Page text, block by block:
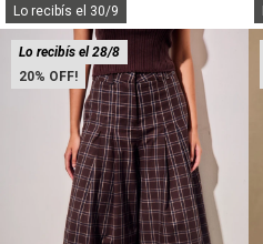
Lo recibís el 30/9
20
Lo recibís el 28/8